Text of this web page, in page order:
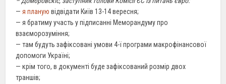
—я планую відвідати Київ 13-14 вересня;
— я братиму участь у підписанні Меморандуму про
взаєморозуміння;
— там будуть зафіксовані умови 4-ї програми макрофінансової
допомоги Україні;
— крім того, в документі буде зафіксований розмір двох
траншів;